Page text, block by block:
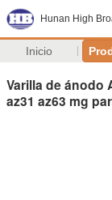
Hunan High
Inicio
Varilla de ánodo
az31 az63 mg